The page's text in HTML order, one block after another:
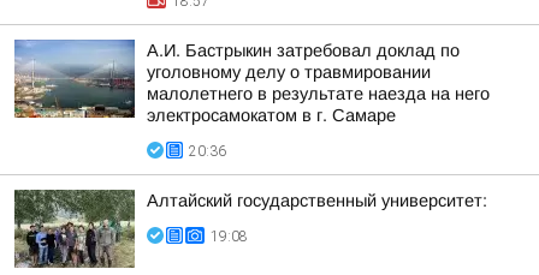
А.И. Бастрыкин затребовал доклад по
уголовному делу о травмировании
малолетнего в результате наезда на него
электросамокатом в г. Самаре
20:36
Алтайский государственный университет:
19:08